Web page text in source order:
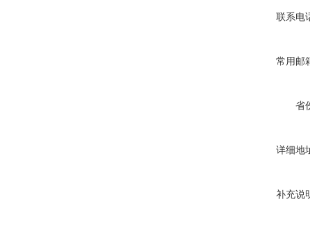
联系电
常用邮
省
详细地
补充说